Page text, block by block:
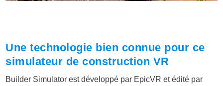
Une technologie bien connue pour ce
simulateur de construction VR
Builder Simulator est développé par EpicVR et édité par